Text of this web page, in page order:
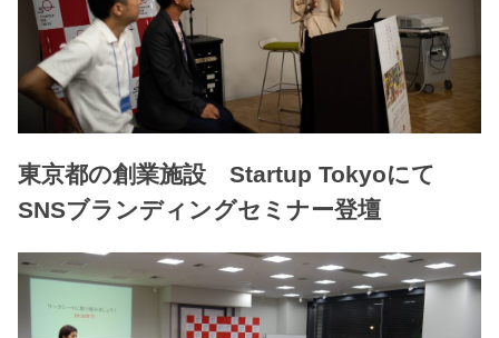
東京都の創業施設 Startup Tokyoにて
SNSブランディングセミナー登壇